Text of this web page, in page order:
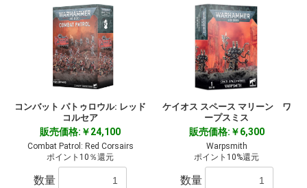
コンバット パトゥロウル: レッド
コルセア
販売価格:￥24,100
Combat Patrol: Red Corsairs
ポイント10％還元
数量
ケイオス スペース マリーン ワ
ープスミス
販売価格:￥6,300
Warpsmith
ポイント10%還元
数量